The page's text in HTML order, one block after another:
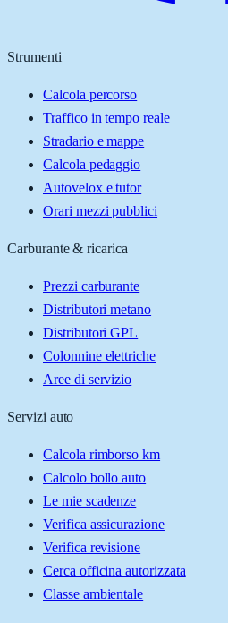
Strumenti
Calcola percorso
Traffico in tempo reale
Stradario e mappe
Calcola pedaggio
Autovelox e tutor
Orari mezzi pubblici
Carburante & ricarica
Prezzi carburante
Distributori metano
Distributori GPL
Colonnine elettriche
Aree di servizio
Servizi auto
Calcola rimborso km
Calcolo bollo auto
Le mie scadenze
Verifica assicurazione
Verifica revisione
Cerca officina autorizzata
Classe ambientale